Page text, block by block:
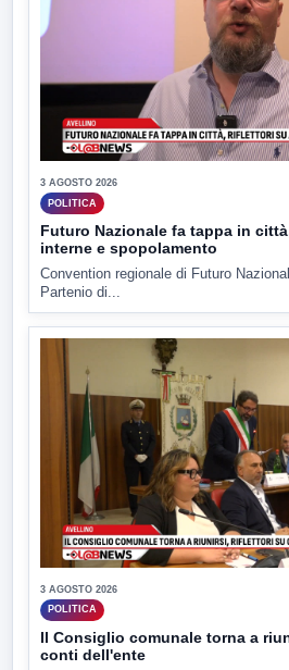
3 AGOSTO 2026
POLITICA
Futuro Nazionale fa tappa in
interne e spopolamento
Convention regionale di Futuro
Partenio di...
3 AGOSTO 2026
POLITICA
Il Consiglio comunale torna a
conti dell'ente